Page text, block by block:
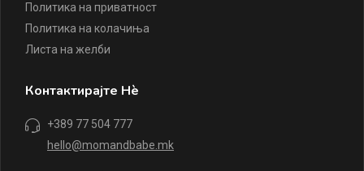
Политика на приватност
Политика на колачиња
Листа на желби
Контактирајте Нè
+389 77 504 777
hello@momandbabe.mk